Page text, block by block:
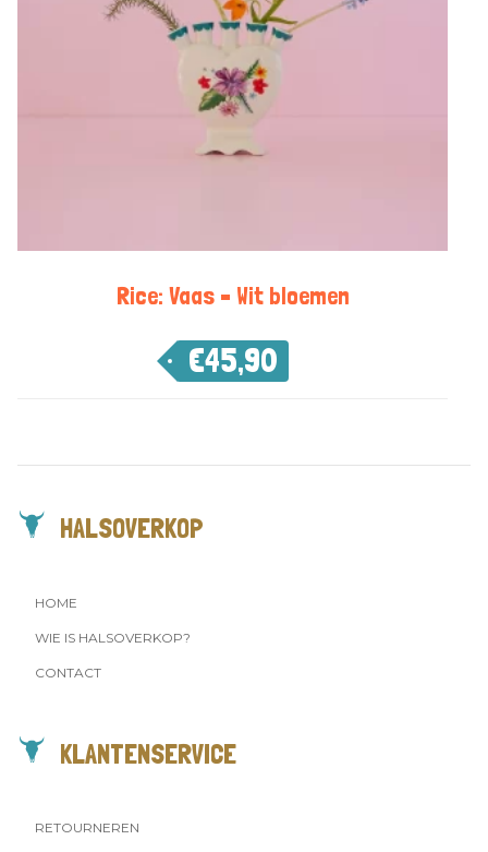
Rice: Vaas – Wit bloemen
€45,90
HALSOVERKOP
HOME
WIE IS HALSOVERKOP?
CONTACT
KLANTENSERVICE
RETOURNEREN